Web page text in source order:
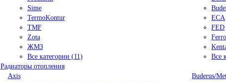
Sime
TermoKontur
TMF
Zota
ЖМЗ
Все категории (11)
ECA
FED
Все
Радиаторы отопления
Axis
Buderus/